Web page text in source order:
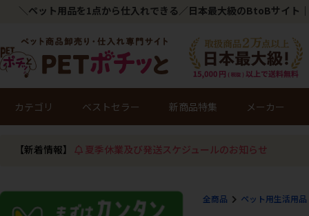
＼ペット用品を1点から仕入れできる／日本最大級のBtoBサイト
カテゴリ ベストセラー 新商品特集 メーカー
【新着情報】 夏季休業及び発送スケジュールのお知らせ
全商品 ペット用生活用品